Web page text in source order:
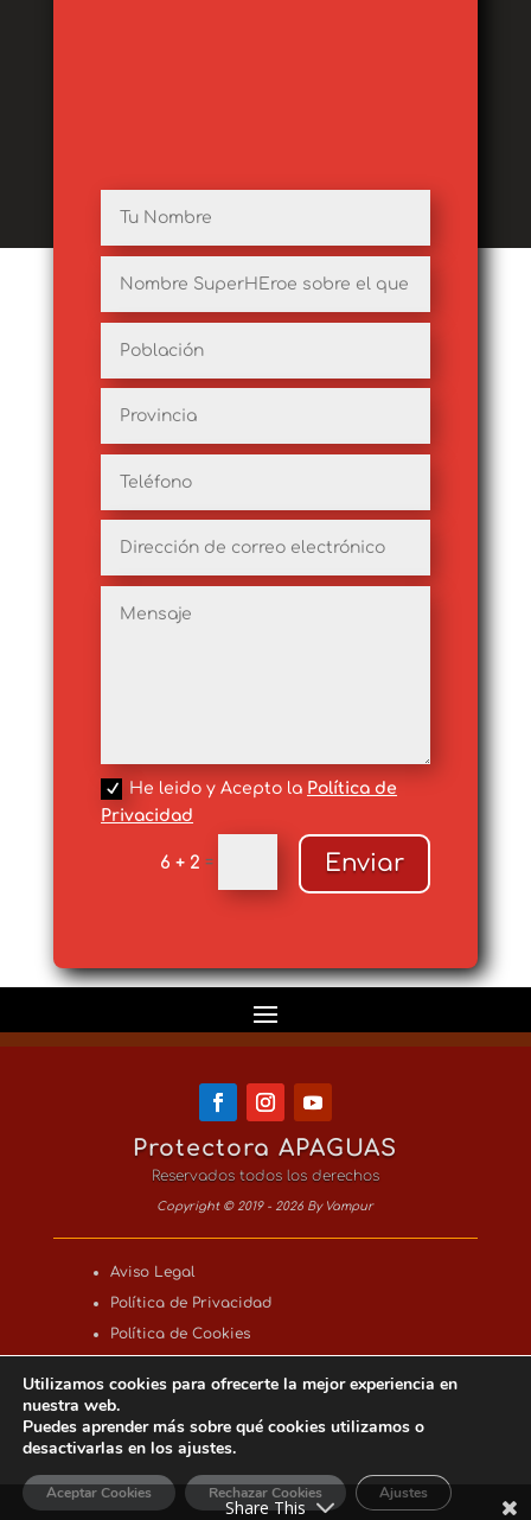
He leido y Acepto la Política de
Privacidad
6 + 2 = Enviar
Protectora APAGUAS
Reservados todos los derechos
Copyright © 2019 - 2026 By Vampur
Aviso Legal
Política de Privacidad
Política de Cookies
Utilizamos cookies para ofrecerte la mejor experiencia en
nuestra web.
Puedes aprender más sobre qué cookies utilizamos o
desactivarlas en los ajustes.
Aceptar Cookies Rechazar Cookies Ajustes
Share This